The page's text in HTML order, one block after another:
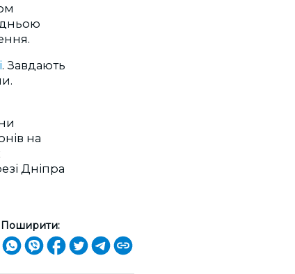
. Завдають
на
Дніпра
Поширити: